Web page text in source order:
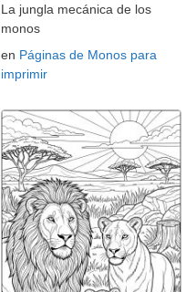
La jungla mecánica de los
monos
en Páginas de Monos para
imprimir